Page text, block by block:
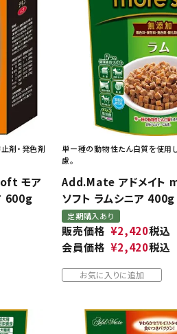
剤・発色剤
モア
600g
単ー種の動物性たん白質を使用
慮。
Add.Mate アドメイト
ソフト ラムシニア 400g
定期購入あり
販売価格 ¥2,420税込
会員価格 ¥2,420税込
お気に入りに追加